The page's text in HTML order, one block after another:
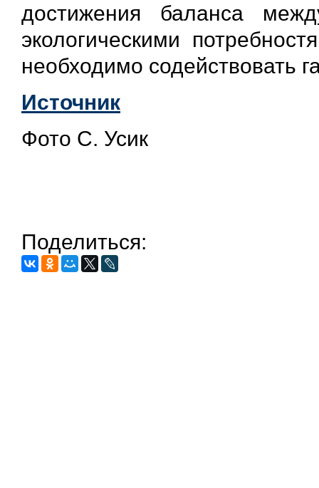
достижения баланса
экологическими
необходимо содействовать
Источник
Фото С. Усик
Поделиться: